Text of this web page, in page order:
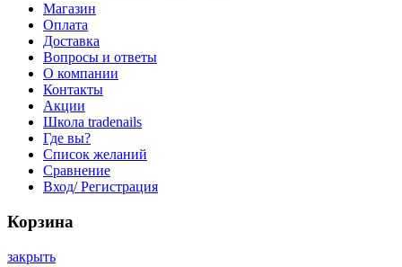
Магазин
Оплата
Доставка
Вопросы и ответы
О компании
Контакты
Акции
Школа tradenails
Где вы?
Список желаний
Сравнение
Вход/ Регистрация
Корзина
закрыть